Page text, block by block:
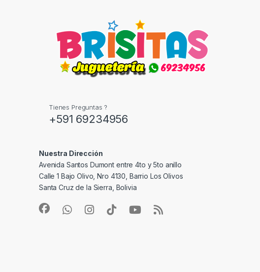
Tienes Preguntas ?
+591 69234956
Nuestra Dirección
Avenida Santos Dumont entre 4to y 5to anillo
Calle 1 Bajo Olivo, Nro 4130, Barrio Los Olivos
Santa Cruz de la Sierra, Bolivia